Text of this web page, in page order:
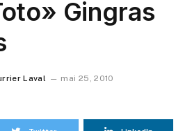
Gingras
Laval
mai 25, 2010